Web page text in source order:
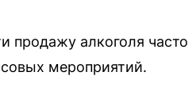
продажу алкоголя часто
мероприятий.